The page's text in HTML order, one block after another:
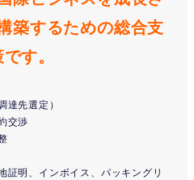
築するための総合支
す。
達先選定）
交渉
証明、インボイス、パッキングリ